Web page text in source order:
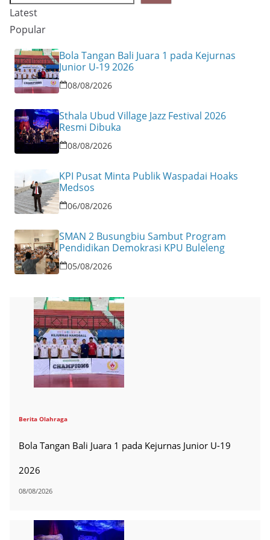
s
t
i
n
k
r
e
Latest
Popular
Bola Tangan Bali Juara 1 pada Kejurnas
Junior U-19 2026
08/08/2026
Sthala Ubud Village Jazz Festival 2026
Resmi Dibuka
08/08/2026
KPI Pusat Minta Publik Waspadai Hoaks
Medsos
06/08/2026
SMAN 2 Busungbiu Sambut Program
Pendidikan Demokrasi KPU Buleleng
05/08/2026
Berita Olahraga
Bola Tangan Bali Juara 1 pada Kejurnas Junior U-19
2026
08/08/2026